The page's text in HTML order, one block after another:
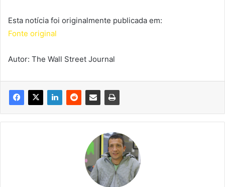
Esta notícia foi originalmente publicada em:
Fonte original
Autor: The Wall Street Journal